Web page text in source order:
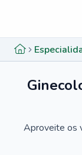
Aproveite os